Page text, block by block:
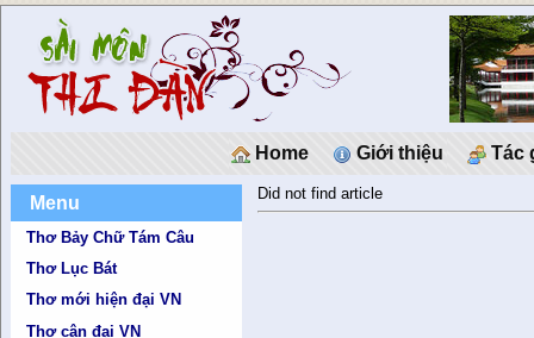
Home Giới thiệu Tác
Menu
Thơ Bảy Chữ Tám Câu
Thơ Lục Bát
Thơ mới hiện đại VN
Thơ cận đại VN
Did not find article